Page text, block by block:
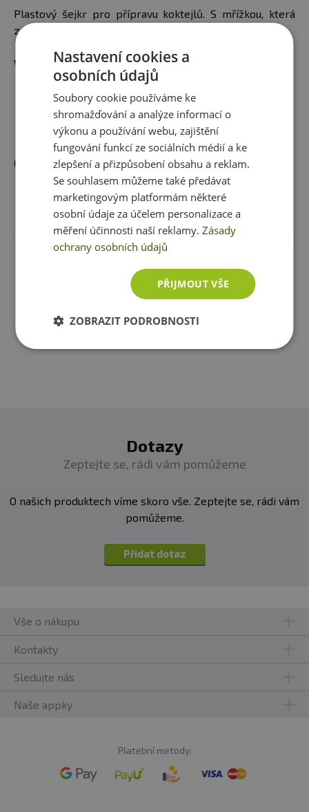
Plastový šejkr pro přípravu koktejlů. S mřížkou, která
zajistí kvalitní promíchání koktejlů.
VLASTNOSTI:
BPA a DEHP free
lze mýt v myčce
odolný v mrazu
teploty do 120 °C
Obsah šejkru: 500+150 ml
Recenze Produkt zatím nikdo nehodnotil
Máte s produktem zkušenost? Napište recenzi a
pomozte tak ostatním zákazníkům s rozhodováním.
Děkujeme :-)
Dotazy
Zeptejte se, rádi vám pomůžeme
O našich produktech víme skoro vše. Zeptejte se, rádi vám
pomůžeme.
Přidat dotaz
Vše o nákupu
Kontakty
Sledujte nás
Naše appky
Platební metody:
Nastavení cookies a
osobních údajů
Soubory cookie používáme ke
shromažďování a analýze informací o
výkonu a používání webu, zajištění
fungování funkcí ze sociálních médií a ke
zlepšení a přizpůsobení obsahu a reklam.
Se souhlasem můžeme také předávat
marketingovým platformám některé
osobní údaje za účelem personalizace a
měření účinnosti naší reklamy.Zásady
ochrany osobních údajů
PŘIJMOUT VŠE
ZOBRAZIT PODROBNOSTI